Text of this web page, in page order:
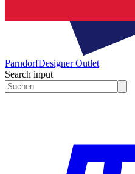
ParndorfDesigner Outlet
Search input